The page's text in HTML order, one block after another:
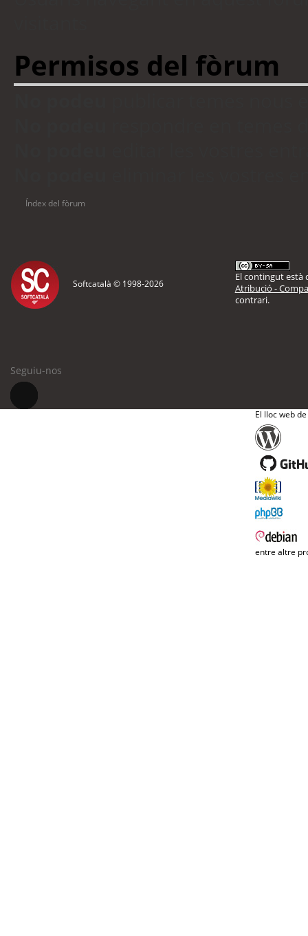
Permisos del fòrum
Índex del fòrum
Softcatalà © 1998-2026
El contingut està
Atribució -
contrari.
Seguiu-nos
El lloc web
entre altre